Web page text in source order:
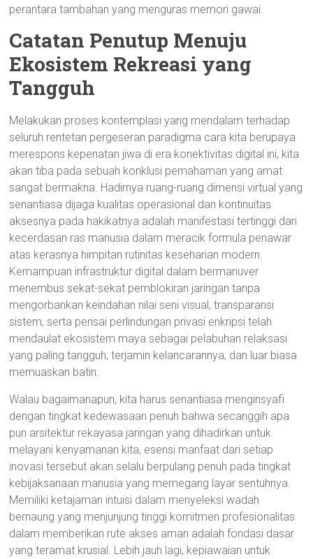
perantara tambahan yang menguras memori gawai.
Catatan Penutup Menuju
Ekosistem Rekreasi yang
Tangguh
Melakukan proses kontemplasi yang mendalam terhadap
seluruh rentetan pergeseran paradigma cara kita berupaya
merespons kepenatan jiwa di era konektivitas digital ini, kita
akan tiba pada sebuah konklusi pemahaman yang amat
sangat bermakna. Hadirnya ruang-ruang dimensi virtual yang
senantiasa dijaga kualitas operasional dan kontinuitas
aksesnya pada hakikatnya adalah manifestasi tertinggi dari
kecerdasan ras manusia dalam meracik formula penawar
atas kerasnya himpitan rutinitas keseharian modern.
Kemampuan infrastruktur digital dalam bermanuver
menembus sekat-sekat pemblokiran jaringan tanpa
mengorbankan keindahan nilai seni visual, transparansi
sistem, serta perisai perlindungan privasi enkripsi telah
mendaulat ekosistem maya sebagai pelabuhan relaksasi
yang paling tangguh, terjamin kelancarannya, dan luar biasa
memuaskan batin.
Walau bagaimanapun, kita harus senantiasa menginsyafi
dengan tingkat kedewasaan penuh bahwa secanggih apa
pun arsitektur rekayasa jaringan yang dihadirkan untuk
melayani kenyamanan kita, esensi manfaat dari setiap
inovasi tersebut akan selalu berpulang penuh pada tingkat
kebijaksanaan manusia yang memegang layar sentuhnya.
Memiliki ketajaman intuisi dalam menyeleksi wadah
bernaung yang menjunjung tinggi komitmen profesionalitas
dalam memberikan rute akses aman adalah fondasi dasar
yang teramat krusial. Lebih jauh lagi, kepiawaian untuk